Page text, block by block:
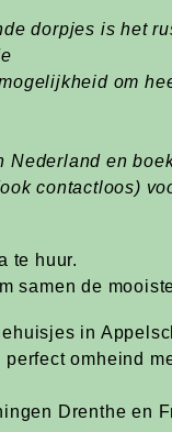
dorpjes is het
om
en
contactloos)
te huur.
samen de
in
omheind
Drenthe en